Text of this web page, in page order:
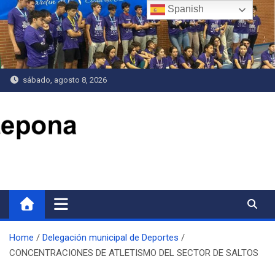
Saltar
al
contenido
sábado, agosto 8, 2026
Home
Delegación municipal de Deportes
CONCENTRACIONES DE ATLETISMO DEL SECTOR DE SALTOS
Spanish